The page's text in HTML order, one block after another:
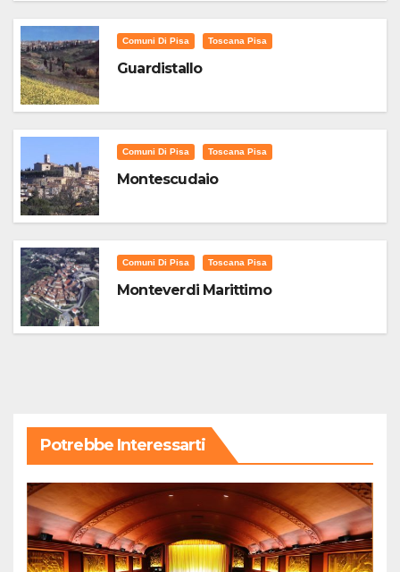
Comuni Di Pisa Toscana Pisa
Guardistallo
Comuni Di Pisa Toscana Pisa
Montescudaio
Comuni Di Pisa Toscana Pisa
Monteverdi Marittimo
Potrebbe Interessarti